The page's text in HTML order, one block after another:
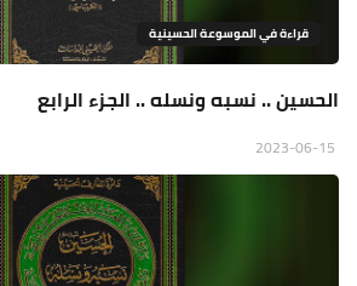
قراءة في الموسوعة الحسينية
الحسين .. نسبه ونسله .. الجزء الرابع